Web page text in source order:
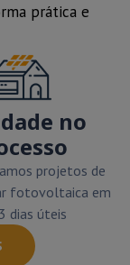
prática e
no
projetos de
fotovoltaica em
dias úteis